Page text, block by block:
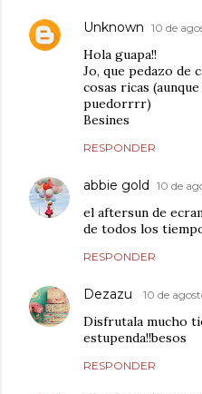
Unknown 10 de
Hola guapa!!
Jo, que pedazo de
cosas ricas
puedorrrr)
Besines
RESPONDER
abbie gold 10 de
el aftersun de
de todos los
RESPONDER
Dezazu 10 de
Disfrutala mucho
estupenda!!besos
RESPONDER